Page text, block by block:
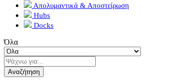
Απολυμαντικά & Αποστείρωση
Hubs
Docks
Όλα
Αναζήτηση